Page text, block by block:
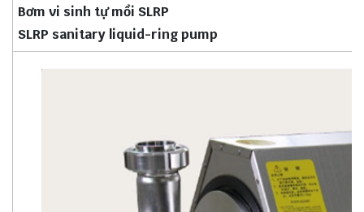
Bơm vi sinh tự mồi SLRP
SLRP sanitary liquid-ring pump